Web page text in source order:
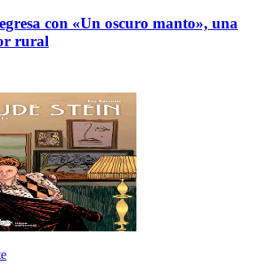
con «Un oscuro manto», una
rural